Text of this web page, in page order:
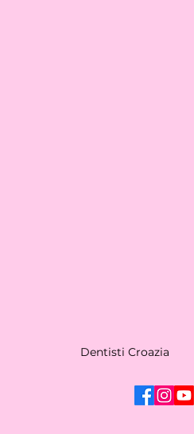
Dentisti Croazia